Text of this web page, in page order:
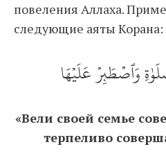
повеления Аллаха.
следующие аяты Корана:
وَٱصۡطَبِرۡ عَلَيۡهَا
«Вели своей семье
терпеливо